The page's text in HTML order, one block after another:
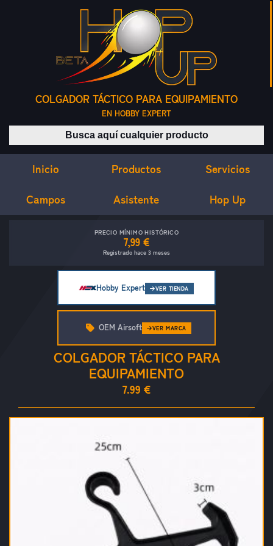
COLGADOR TÁCTICO PARA EQUIPAMIENTO
EN HOBBY EXPERT
Buscar productos
Inicio Productos Servicios
Campos Asistente Hop Up
PRECIO MÍNIMO HISTÓRICO
7,99 €
Registrado hace 3 meses
Hobby Expert VER TIENDA
COLGADOR TÁCTICO PARA
EQUIPAMIENTO
7.99 €
OEM Airsoft VER MARCA